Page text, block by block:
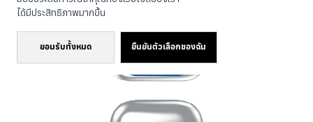
ได้มีประสิทธิภาพมากขึ้น
ยอมรับทั้งหมด ยืนยันตัวเลือกของฉัน